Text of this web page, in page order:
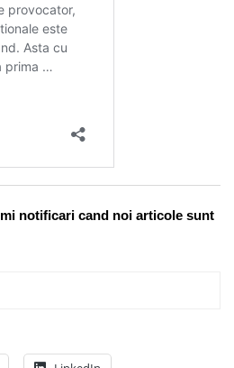
notificari cand noi articole sunt